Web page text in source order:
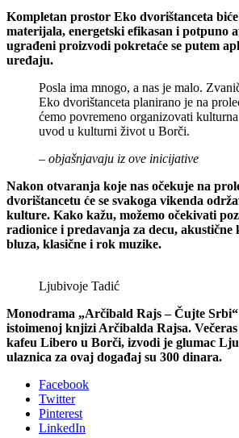
Kompletan prostor Eko dvorištanceta
materijala, energetski efikasan i potpuno
ugrađeni proizvodi pokretaće se putem
uređaju.
Posla ima mnogo, a nas je malo.
Eko dvorištanceta planirano je na
ćemo povremeno organizovati
uvod u kulturni život u Borči.
– objašnjavaju iz ove inicijative
Nakon otvaranja koje nas očekuje na
dvorištancetu će se svakoga vikenda
kulture. Kako kažu, možemo očekivati
radionice i predavanja za decu, akustične
bluza, klasične i rok muzike.
Ljubivoje Tadić
Monodrama „Arčibald Rajs – Čujte Srbi“
istoimenoj knjizi Arčibalda Rajsa. Večeras
kafeu Libero u Borči, izvodi je glumac
ulaznica za ovaj događaj su 300 dinara.
Facebook
Twitter
Pinterest
LinkedIn